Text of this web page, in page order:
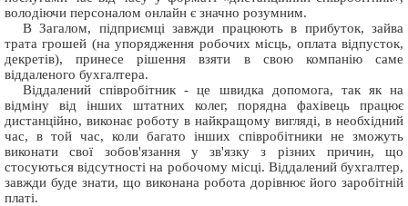
володіючи персоналом онлайн є значно розумним.
В Загалом, підприємці завжди працюють в прибуток, зайва
трата грошей (на упорядження робочих місць, оплата відпусток,
декретів), принесе рішення взяти в свою компанію саме
віддаленого бухгалтера.
Віддалений співробітник - це швидка допомога, так як на
відміну від інших штатних колег, порядна фахівець працює
дистанційно, виконає роботу в найкращому вигляді, в необхідний
час, в той час, коли багато інших співробітники не зможуть
виконати свої зобов'язання у зв'язку з різних причин, що
стосуються відсутності на робочому місці. Віддалений бухгалтер,
завжди буде знати, що виконана робота дорівнює його заробітній
платі.